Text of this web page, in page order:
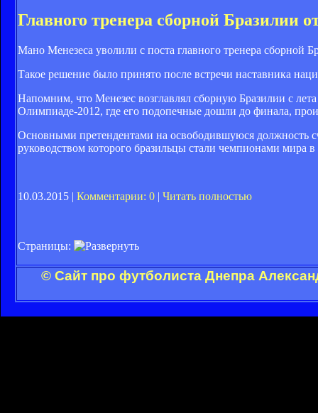
Главного тренера сборной Бразилии
Мано Менезеса уволили с поста главного тренера сборной
Такое решение было принято после встречи наставника
Напомним, что Менезес возглавлял сборную Бразилии с
Олимпиаде-2012, где его подопечные дошли до финала,
Основными претендентами на освободившуюся
руководством которого бразильцы стали чемпионами мира в
10.03.2015 | Комментарии: 0 | Читать полностью
Страницы:
© Сайт про футболиста Днепра